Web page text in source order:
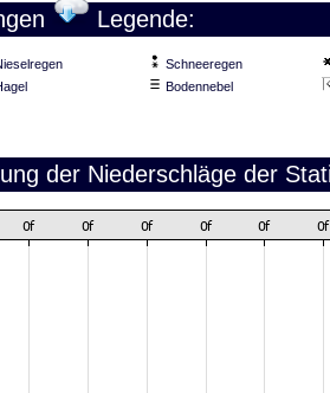
Legende:
Schneeregen
Bodennebel
der Niederschläge der